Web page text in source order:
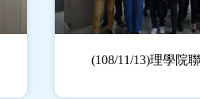
(108/11/13)理學院